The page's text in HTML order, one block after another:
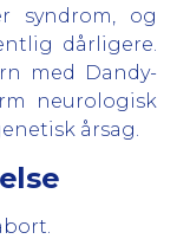
syndrom, og
dårligere.
med Dandy-
neurologisk
årsag.